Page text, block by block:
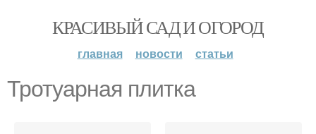
КРАСИВЫЙ САД И ОГОРОД
главная новости статьи
Тротуарная плитка